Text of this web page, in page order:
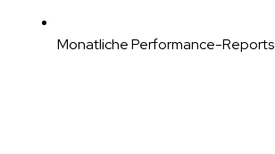
Monatliche Performance-Reports